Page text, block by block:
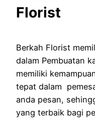
Berkah Florist
dalam Pembuatan
memiliki
tepat dalam
anda pesan,
yang terbaik bagi